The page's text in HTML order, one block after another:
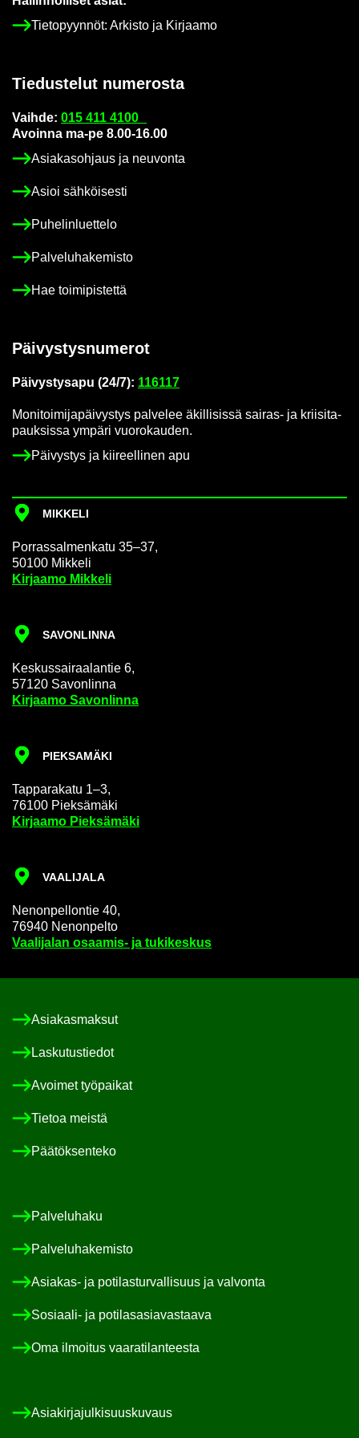
Tie­to­pyyn­nöt: Ar­kis­to ja Kir­jaa­mo
Tie­dus­te­lut nu­me­ros­ta
Vaih­de: 015 411 4100
Avoin­na ma-pe 8.00-16.00
Asia­kas­oh­jaus ja neu­von­ta
Asioi säh­köi­ses­ti
Pu­he­lin­luet­te­lo
Pal­ve­lu­ha­ke­mis­to
Hae toi­mi­pis­tet­tä
Päi­vys­tys­nu­me­rot
Päi­vys­tys­a­pu (24/7): 116117
Mo­ni­toi­mi­ja­päi­vys­tys pal­ve­lee äkil­li­sis­sä sairas-​ ja krii­si­ta­
pauk­sis­sa ym­pä­ri vuo­ro­kau­den.
Päi­vys­tys ja kii­reel­li­nen apu
MIK­KE­LI
Por­ras­sal­men­ka­tu 35–37,
50100 Mik­ke­li
Kir­jaa­mo Mik­ke­li
SA­VON­LIN­NA
Kes­kus­sai­raa­lan­tie 6,
57120 Sa­von­lin­na
Kir­jaa­mo Sa­von­lin­na
PIEK­SA­MÄ­KI
Tap­pa­ra­ka­tu 1–3,
76100 Piek­sä­mä­ki
Kir­jaa­mo Piek­sä­mä­ki
VAA­LI­JA­LA
Ne­non­pel­lon­tie 40,
76940 Ne­non­pel­to
Vaa­li­ja­lan osaamis-​ ja tu­ki­kes­kus
Asia­kas­mak­sut
Las­ku­tus­tie­dot
Avoi­met työ­pai­kat
Tie­toa meis­tä
Pää­tök­sen­te­ko
Pal­ve­lu­ha­ku
Pal­ve­lu­ha­ke­mis­to
Asiakas-​ ja po­ti­las­tur­val­li­suus ja val­von­ta
Sosiaali-​ ja po­ti­las­asia­vas­taa­va
Oma il­moi­tus vaa­ra­ti­lan­tees­ta
Asia­kir­ja­jul­ki­suus­ku­vaus